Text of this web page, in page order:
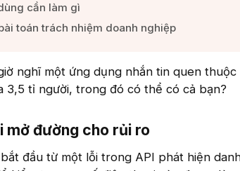
cần làm gì​
toán trách nhiệm doanh nghiệp​
nghĩ một ứng dụng nhắn tin quen
3,5 tỉ người, trong đó có thể có cả bạn?
mở đường cho rủi ro​
đầu từ một lỗi trong API phát hiện